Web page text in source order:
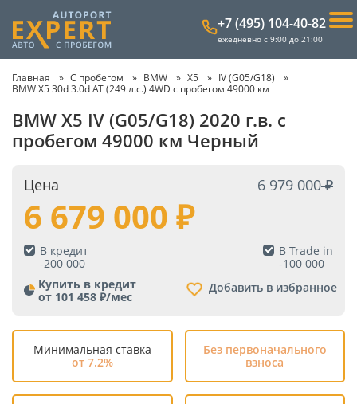
+7 (495) 104-40-82
ежедневно с 9:00 до 21:00
Главная С пробегом BMW X5
IV (G05/G18)
BMW X5 30d 3.0d AT (249 л.с.) 4WD с пробегом 49000 км
BMW X5 IV (G05/G18) 2020 г.в. с
пробегом 49000 км Черный
Цена 6 979 000
6 679 000
В кредит
-200 000
В Trade in
-100 000
Купить в кредит
от 101 458 ₽/мес
Добавить в избранное
Минимальная ставка
от 7.2%
Без первоначального
взноса